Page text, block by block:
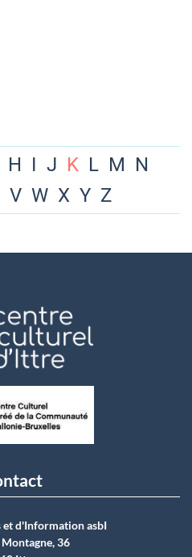
H I J K L M N
V W X Y Z
et d'Information asbI
Montagne, 36